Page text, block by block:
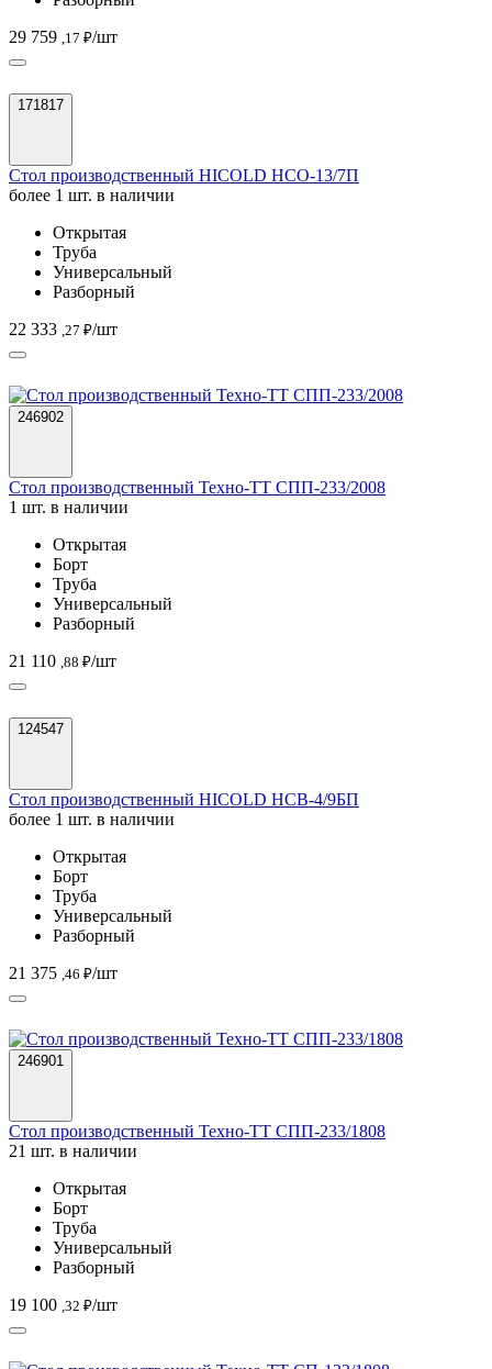
29 759 ,17 ₽/шт
171817
Стол производственный HICOLD НСО-13/7П
более 1 шт. в наличии
Открытая
Труба
Универсальный
Разборный
22 333 ,27 ₽/шт
246902
Стол производственный Техно-ТТ СПП-233/2008
1 шт. в наличии
Открытая
Борт
Труба
Универсальный
Разборный
21 110 ,88 ₽/шт
124547
Стол производственный HICOLD НСВ-4/9БП
более 1 шт. в наличии
Открытая
Борт
Труба
Универсальный
Разборный
21 375 ,46 ₽/шт
246901
Стол производственный Техно-ТТ СПП-233/1808
21 шт. в наличии
Открытая
Борт
Труба
Универсальный
Разборный
19 100 ,32 ₽/шт